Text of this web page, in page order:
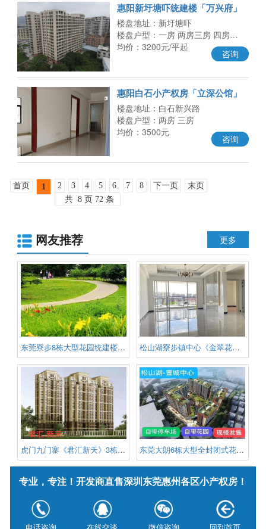
惠阳新圩塘吓统建楼「万兴府」
村委盖章 总价9.9万起 户型建面
楼盘地址：新圩塘吓
楼盘户型：一房 两房三房 四房…
均价：3200元/平起
咨询
惠阳白石小产权房「立深公馆」
户户精装现房 均价3500元/平 全
部
楼盘地址：白石新兴路
楼盘户型：两房 三房
均价：3500元
咨询
首页 1 2 3 4 5 6 7 8 下一页
末页
共 8 页 72 条
网友推荐 更多
东莞寮步8栋大型花园统建楼《松 松山湖寮步镇中心《金翠花园》小
虎门九门寨《君汇新天》3栋花园 东莞大朗6栋大型全封闭式花园统
专业，专注！开发商直售深圳东莞惠州各区小产权房！
版权信息：深圳小产权信息网 版权所有